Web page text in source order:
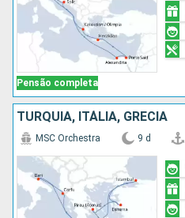
Pensão completa
TURQUIA, ITÁLIA, GRÉCIA
MSC Orchestra 9 d